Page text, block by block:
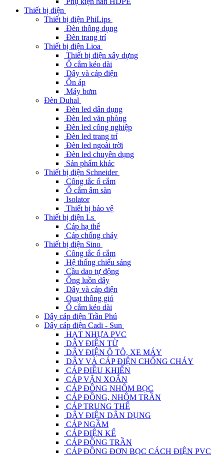
Thiết bị điện
Thiết bị điện PhiLips
Đèn thông dụng
Đèn trang trí
Thiết bị điện Lioa
Thiết bị điện xây dựng
Ổ cắm kéo dài
Dây và cáp điện
Ổn áp
Máy bơm
Đèn Duhal
Đèn led dân dụng
Đèn led văn phòng
Đèn led công nghiệp
Đèn led trang trí
Đèn led ngoài trời
Đèn led chuyên dụng
Sản phẩm khác
Thiết bị điện Schneider
Công tắc ổ cắm
Ổ cắm âm sàn
Isolator
Thiết bị bảo vệ
Thiết bị điện Ls
Cáp hạ thế
Cáp chống cháy
Thiết bị điện Sino
Công tắc ổ cắm
Hệ thống chiếu sáng
Cầu dao tự động
Ống luồn dây
Dây và cáp điện
Quạt thông gió
Ổ cắm kéo dài
Dây cáp điện Trần Phú
Dây cáp điện Cadi - Sun
HẠT NHỰA PVC
DÂY ĐIỆN TỪ
DÂY ĐIỆN Ô TÔ, XE MÁY
DÂY VÀ CÁP ĐIỆN CHỐNG CHÁY
CÁP ĐIỀU KHIỂN
CÁP VẶN XOẮN
CÁP ĐỒNG NHÔM BỌC
CÁP ĐỒNG, NHÔM TRẦN
CÁP TRUNG THẾ
DÂY ĐIỆN DÂN DỤNG
CÁP NGẦM
CÁP ĐIỆN KẾ
CÁP ĐỒNG TRẦN
CÁP ĐỒNG ĐƠN BỌC CÁCH ĐIỆN PVC